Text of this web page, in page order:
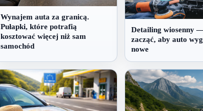
Wynajem auta za granicą.
Pułapki, które potrafią
kosztować więcej niż sam
samochód
Detailing wiosenny
zacząć, aby auto
nowe